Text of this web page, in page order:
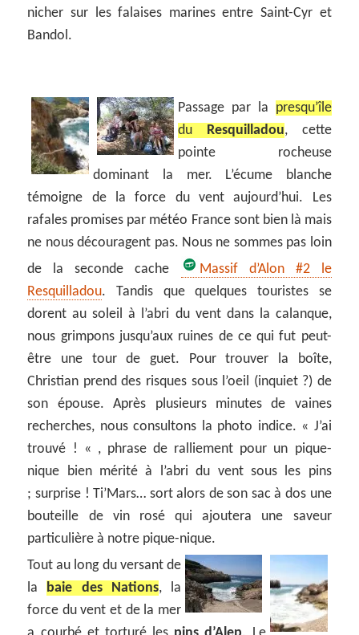
nicher sur les falaises marines entre Saint-Cyr et
Bandol.
Passage par la presqu’île
du Resquilladou, cette
pointe rocheuse
dominant la mer. L’écume blanche
témoigne de la force du vent aujourd’hui. Les
rafales promises par météo France sont bien là mais
ne nous découragent pas. Nous ne sommes pas loin
de la seconde cache
Massif d’Alon #2 le
Resquilladou. Tandis que quelques touristes se
dorent au soleil à l’abri du vent dans la calanque,
nous grimpons jusqu’aux ruines de ce qui fut peut-
être une tour de guet. Pour trouver la boîte,
Christian prend des risques sous l’oeil (inquiet ?) de
son épouse. Après plusieurs minutes de vaines
recherches, nous consultons la photo indice. « J’ai
trouvé ! « , phrase de ralliement pour un pique-
nique bien mérité à l’abri du vent sous les pins
; surprise ! Ti’Mars… sort alors de son sac à dos une
bouteille de vin rosé qui ajoutera une saveur
particulière à notre pique-nique.
Tout au long du versant de
la baie des Nations, la
force du vent et de la mer